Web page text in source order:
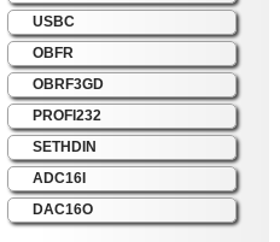
USBC
OBFR
OBRF3GD
PROFI232
SETHDIN
ADC16I
DAC16O